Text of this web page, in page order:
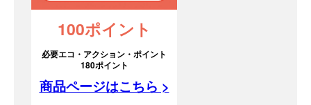
100ポイント
必要エコ・アクション・ポイント
180ポイント
商品ページはこちら >